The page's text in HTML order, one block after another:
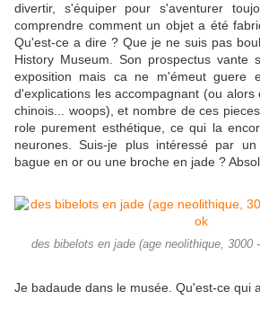
divertir, s'équiper pour s'aventurer
comprendre comment un objet a été
Qu'est-ce a dire ? Que je ne suis pas
History Museum. Son prospectus vante
exposition mais ca ne m'émeut guere
d'explications les accompagnant (ou alors
chinois... woops), et nombre de ces
role purement esthétique, ce qui la
neurones. Suis-je plus intéressé par un
bague en or ou une broche en jade ?
des bibelots en jade (age neolithique, 3000
Je badaude dans le musée. Qu'est-ce qui